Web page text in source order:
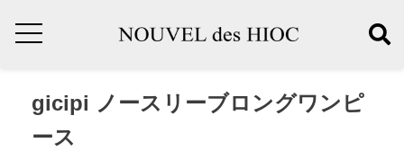
gicipi ノースリーブロングワンピ
ース